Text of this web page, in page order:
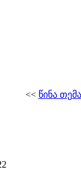
<< წინა თემა